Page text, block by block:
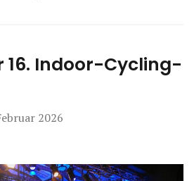
16. Indoor-Cycling-
2026